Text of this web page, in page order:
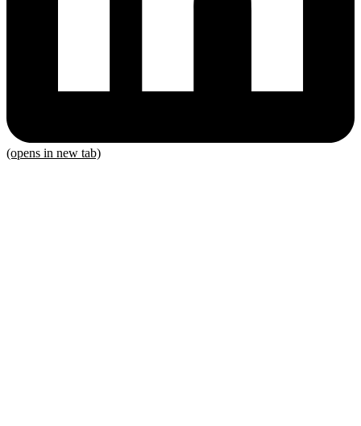
(opens in new tab)